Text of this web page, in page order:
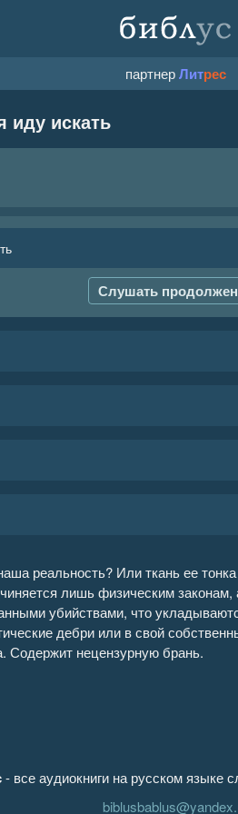
партнерЛитрес
иду искать
Слушать
реальность? Или ткань ее
лишь физическим
убийствами, что
дебри или в свой
Содержит нецензурную брань.
- все аудиокниги на русском языке